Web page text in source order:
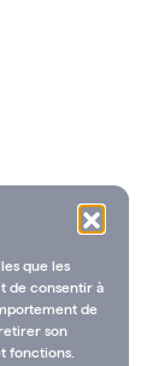
que les
de consentir à
de
son
fonctions.